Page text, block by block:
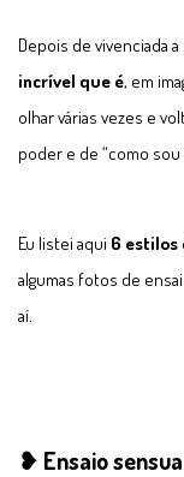
Depois de vivenciada
incrível que é, em
olhar várias vezes e
poder e de “como
Eu listei aqui 6 estilos
algumas fotos de
aí.
❥ Ensaio